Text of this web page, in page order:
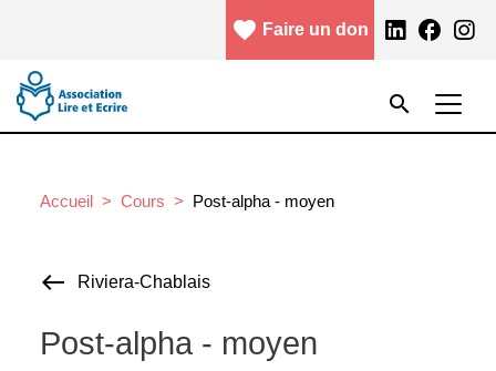
Menu header
favorite Faire un don facebook
search
Rechercher
Rechercher
Accueil Cours Post-alpha - moyen
Riviera-Chablais
Post-alpha - moyen